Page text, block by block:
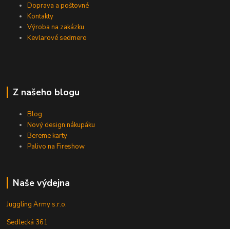
Doprava a poštovné
Kontakty
Výroba na zakázku
Kevlarové sedmero
Z našeho blogu
Blog
Nový design nákupáku
Bereme karty
Palivo na Fireshow
Naše výdejna
Juggling Army s.r.o.
Sedlecká 361